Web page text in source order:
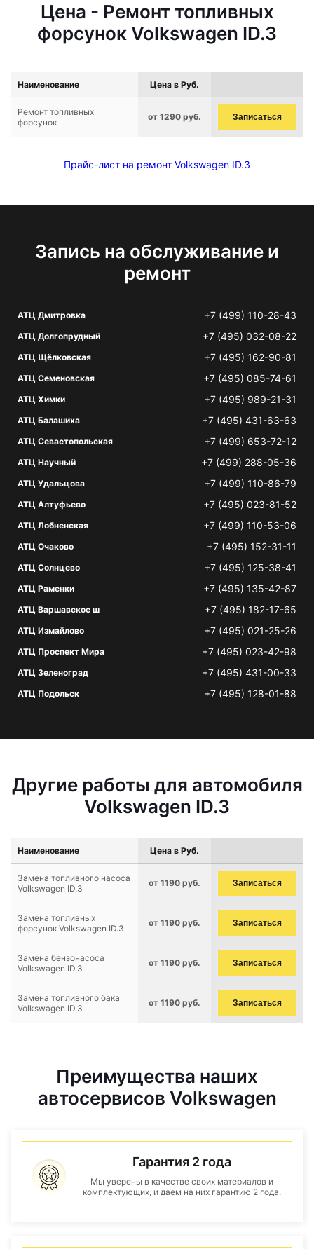
Цена - Ремонт топливных
форсунок Volkswagen ID.3
Наименование Цена в Руб.
Ремонт топливных
форсунок
от 1290 руб. Записаться
Прайс-лист на ремонт Volkswagen ID.3
Запись на обслуживание и
ремонт
АТЦ Дмитровка +7 (499) 110-28-43
АТЦ Долгопрудный +7 (495) 032-08-22
АТЦ Щёлковская +7 (495) 162-90-81
АТЦ Семеновская +7 (495) 085-74-61
АТЦ Химки +7 (495) 989-21-31
АТЦ Балашиха +7 (495) 431-63-63
АТЦ Севастопольская +7 (499) 653-72-12
АТЦ Научный +7 (499) 288-05-36
АТЦ Удальцова +7 (499) 110-86-79
АТЦ Алтуфьево +7 (495) 023-81-52
АТЦ Лобненская +7 (499) 110-53-06
АТЦ Очаково +7 (495) 152-31-11
АТЦ Солнцево +7 (495) 125-38-41
АТЦ Раменки +7 (495) 135-42-87
АТЦ Варшавское ш +7 (495) 182-17-65
АТЦ Измайлово +7 (495) 021-25-26
АТЦ Проспект Мира +7 (495) 023-42-98
АТЦ Зеленоград +7 (495) 431-00-33
АТЦ Подольск +7 (495) 128-01-88
Другие работы для автомобиля
Volkswagen ID.3
Наименование Цена в Руб.
Замена топливного насоса
Volkswagen ID.3
от 1190 руб. Записаться
Замена топливных
форсунок Volkswagen ID.3
от 1190 руб. Записаться
Замена бензонасоса
Volkswagen ID.3
от 1190 руб. Записаться
Замена топливного бака
Volkswagen ID.3
от 1190 руб. Записаться
Преимущества наших
автосервисов Volkswagen
Гарантия 2 года
Мы уверены в качестве своих материалов и
комплектующих, и даем на них гарантию 2 года.